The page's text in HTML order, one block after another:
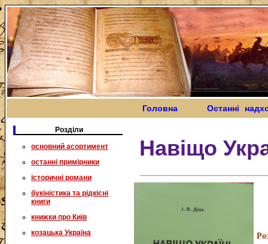
Головна Останні
Розділи
основний асортимент
останні примірники
історичні романи
букіністика та рідкісні
книги
книжки про Київ
козацька Україна
Навіщо